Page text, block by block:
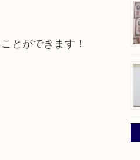
とができます！